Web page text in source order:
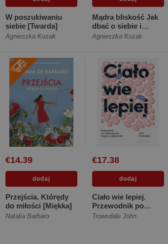
W poszukiwaniu
siebie [Twarda]
Agnieszka Kozak
Mądra bliskość Jak
dbać o siebie i
innych [Twarda]
Agnieszka Kozak
,Marcin Rzeczkowski
€14.39
Przejścia. Którędy
do miłości [Miękka]
Natalia Barbaro
€17.38
Ciało wie lepiej.
Przewodnik po
nowoczesnej nauce
Trowsdale John